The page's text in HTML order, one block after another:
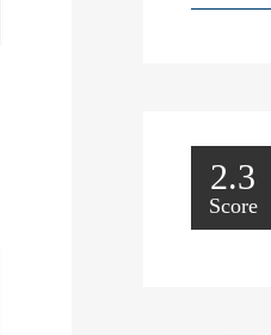
2.3
Score